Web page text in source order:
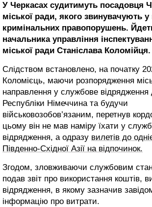
У Черкасах судитимуть посадовця
міської ради, якого звинувачують у
кримінальних правопорушень.
начальника управління
міської ради Станіслава Коломійця.
Слідством встановлено, на початку
Коломієць, маючи розпорядження
направлення у службове відрядження
Республіки Німеччина та будучи
військовозобов’язаним, перетнув
цьому він не мав наміру їхати у
відрядження, а одразу вилетів до
Південно-Східної Азії на відпочинок.
Згодом, зловживаючи службовим
подав звіт про використання коштів,
відрядження, в якому зазначив
інформацію про витрати.